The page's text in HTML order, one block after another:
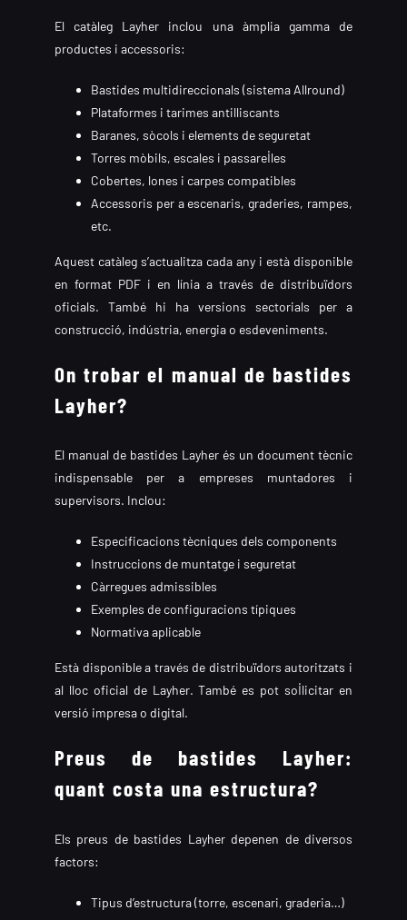
El catàleg Layher inclou una àmplia gamma de
productes i accessoris:
Bastides multidireccionals (sistema Allround)
Plataformes i tarimes antilliscants
Baranes, sòcols i elements de seguretat
Torres mòbils, escales i passarel·les
Cobertes, lones i carpes compatibles
Accessoris per a escenaris, graderies, rampes,
etc.
Aquest catàleg s’actualitza cada any i està disponible
en format PDF i en línia a través de distribuïdors
oficials. També hi ha versions sectorials per a
construcció, indústria, energia o esdeveniments.
On trobar el manual de bastides
Layher?
El manual de bastides Layher és un document tècnic
indispensable per a empreses muntadores i
supervisors. Inclou:
Especificacions tècniques dels components
Instruccions de muntatge i seguretat
Càrregues admissibles
Exemples de configuracions típiques
Normativa aplicable
Està disponible a través de distribuïdors autoritzats i
al lloc oficial de Layher. També es pot sol·licitar en
versió impresa o digital.
Preus de bastides Layher:
quant costa una estructura?
Els preus de bastides Layher depenen de diversos
factors:
Tipus d’estructura (torre, escenari, graderia…)